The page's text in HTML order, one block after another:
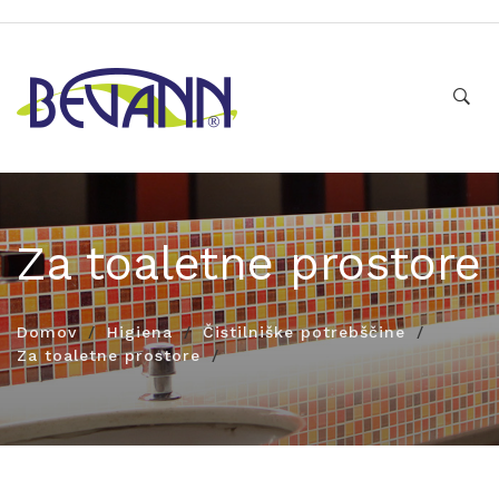
Za toaletne prostore
Domov Higiena
Čistilniške potrebščine
Za toaletne prostore